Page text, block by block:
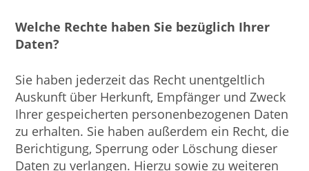
Welche Rechte haben Sie bezüglich Ihrer
Daten?
Sie haben jederzeit das Recht unentgeltlich
Auskunft über Herkunft, Empfänger und Zweck
Ihrer gespeicherten personenbezogenen Daten
zu erhalten. Sie haben außerdem ein Recht, die
Berichtigung, Sperrung oder Löschung dieser
Daten zu verlangen. Hierzu sowie zu weiteren